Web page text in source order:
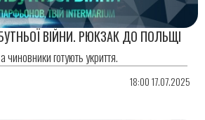
ВІЙНИ. РЮКЗАК ДО ПОЛЬЩІ
чиновники готують укриття.
18:00 17.07.2025